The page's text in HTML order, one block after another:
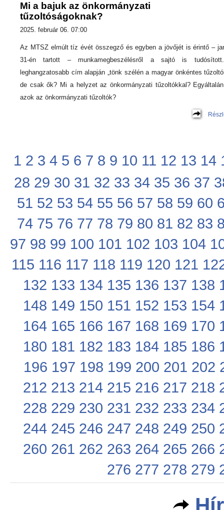
Mi a bajuk az önkormányzati
tűzoltóságoknak?
2025. február 06. 07:00
Az MTSZ elmúlt tíz évét összegző és egyben a jövőjét is érintő –
31-én tartott – munkamegbeszélésről a sajtó is
leghangzatosabb cím alapján „tönk szélén a magyar önkéntes
de csak ők? Mi a helyzet az önkormányzati tűzoltókkal?
azok az önkormányzati tűzoltók?
1 2 3 4 5 6 7 8 9 10 11 12 13 14
28 29 30 31 32 33 34 35 36 37
51 52 53 54 55 56 57 58 59 60
74 75 76 77 78 79 80 81 82 83
97 98 99 100 101 102 103 104
115 116 117 118 119 120 121
132 133 134 135 136 137 138
148 149 150 151 152 153 154
164 165 166 167 168 169 170
180 181 182 183 184 185 186
196 197 198 199 200 201 202
212 213 214 215 216 217 218
228 229 230 231 232 233 234
244 245 246 247 248 249 250
260 261 262 263 264 265 266
276 277 278 279